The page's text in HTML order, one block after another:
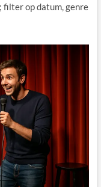
filter op datum, genre